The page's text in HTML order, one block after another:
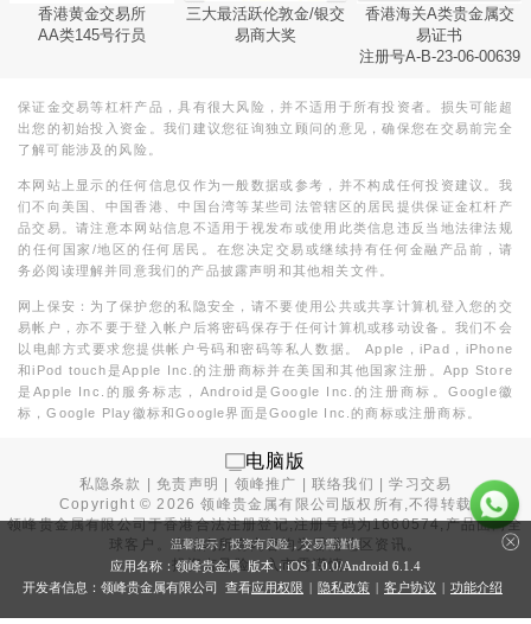
香港黄金交易所
AA类145号行员
三大最活跃伦敦金/银交
易商大奖
香港海关A类贵金属交
易证书
注册号A-B-23-06-00639
保证金交易等杠杆产品，具有很大风险，并不适用于所有投资者。损失可能超
出您的初始投入资金。我们建议您征询独立顾问的意见，确保您在交易前完全
了解可能涉及的风险。
本网站上显示的任何信息仅作为一般数据或参考，并不构成任何投资建议。我
们不向美国、中国香港、中国台湾等某些司法管辖区的居民提供保证金杠杆产
品交易。请注意本网站信息不适用于视发布或使用此类信息违反当地法律法规
的任何国家/地区的任何居民。在您决定交易或继续持有任何金融产品前，请
务必阅读理解并同意我们的产品披露声明和其他相关文件。
网上保安：为了保护您的私隐安全，请不要使用公共或共享计算机登入您的交
易帐户，亦不要于登入帐户后将密码保存于任何计算机或移动设备。我们不会
以电邮方式要求您提供帐户号码和密码等私人数据。 Apple，iPad，iPhone
和iPod touch是Apple Inc.的注册商标并在美国和其他国家注册。App Store
是Apple Inc.的服务标志，Android是Google Inc.的注册商标。Google徽
标，Google Play徽标和Google界面是Google Inc.的商标或注册商标。
电脑版
私隐条款 |免责声明 领峰推广 |联络我们 |学习交易
Copyright ©2026 领峰贵金属有限公司版权所有,不得转载
领峰贵金属有限公司于香港合法注册登记,注册号码为1660574,产品面向全
球客户。本站内所有内容均为香港地区资讯。
投资有风险，入市需谨慎。
温馨提示：投资有风险，交易需谨慎
应用名称：领峰贵金属 版本：iOS 1.0.0/Android 6.1.4
开发者信息：领峰贵金属有限公司 查看应用权限 | 隐私政策 | 客户协议 | 功能介绍